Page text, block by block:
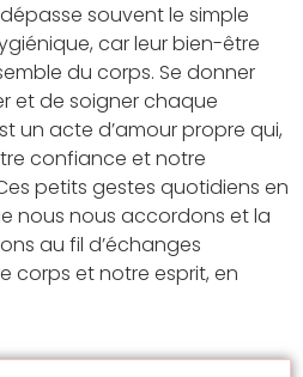
souvent le simple
car leur bien-être
du corps. Se donner
et de soigner chaque
un acte d’amour propre qui,
confiance et notre
petits gestes quotidiens en
nous nous accordons et la
au fil d’échanges
corps et notre esprit, en